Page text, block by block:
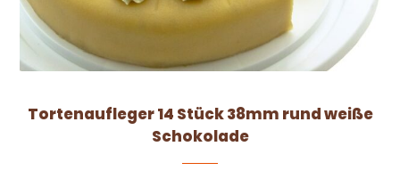
Tortenaufleger 14 Stück 38mm rund weiße
Schokolade